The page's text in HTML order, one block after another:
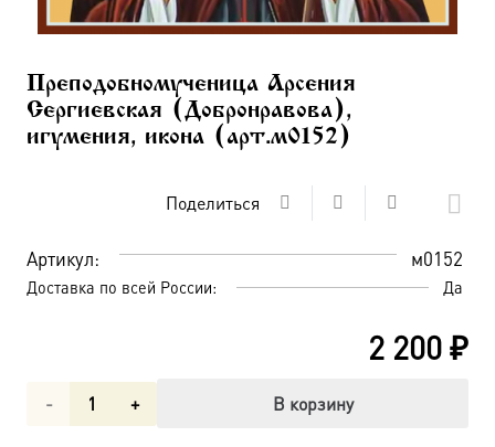
Преподобномученица Арсения
Сергиевская (Добронравова),
игумения, икона (арт.м0152)
Поделиться
Артикул: м0152
Доставка по всей России: Да
2 200₽
Количество
В корзину